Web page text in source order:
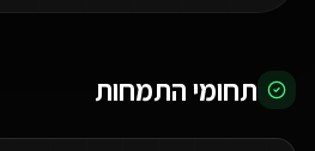
תחומי התמחות